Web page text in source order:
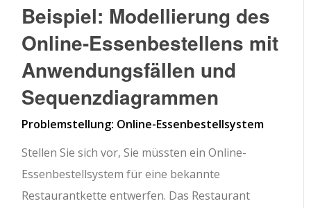
Beispiel: Modellierung des
Online-Essenbestellens mit
Anwendungsfällen und
Sequenzdiagrammen
Problemstellung: Online-Essenbestellsystem
Stellen Sie sich vor, Sie müssten ein Online-
Essenbestellsystem für eine bekannte
Restaurantkette entwerfen. Das Restaurant